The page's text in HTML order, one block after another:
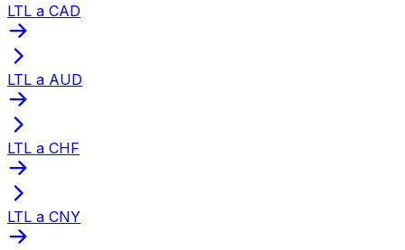
LTL a CAD
LTL a AUD
LTL a CHF
LTL a CNY